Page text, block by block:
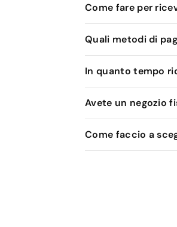
Come fare per
Quali metodi di
In quanto tempo
Avete un negozio
Come faccio a